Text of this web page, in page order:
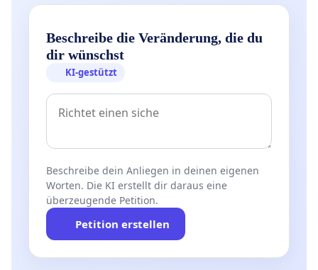
Beschreibe die Veränderung, die du
dir wünschst
KI-gestützt
Beschreibe dein Anliegen in deinen eigenen
Worten. Die KI erstellt dir daraus eine
überzeugende Petition.
Petition erstellen